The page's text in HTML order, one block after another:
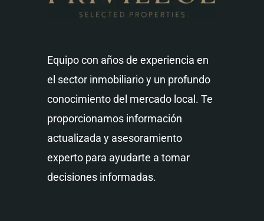
Equipo con años de experiencia en
el sector inmobiliario y un profundo
conocimiento del mercado local. Te
proporcionamos información
actualizada y asesoramiento
experto para ayudarte a tomar
decisiones informadas.